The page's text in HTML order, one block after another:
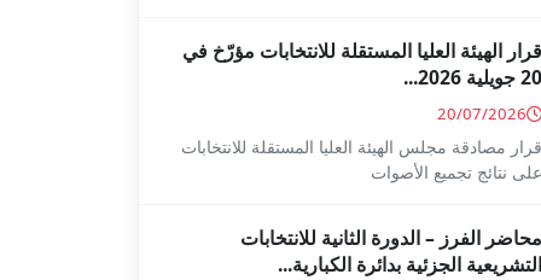
قرار الهيئة العليا المستقلة للانتخابات مؤرّخ في
20 جويلية 2026...
20/07/2026
قرار مصادقة مجلس الهيئة العليا المستقلة للانتخابات
على نتائج تجميع الأصوات
محاضر الفرز – الدورة الثانية للانتخابات
التشريعية الجزئية بدائرة الكبارية...